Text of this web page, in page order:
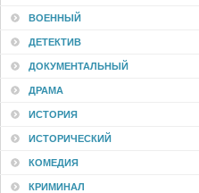
ВОЕННЫЙ
ДЕТЕКТИВ
ДОКУМЕНТАЛЬНЫЙ
ДРАМА
ИСТОРИЯ
ИСТОРИЧЕСКИЙ
КОМЕДИЯ
КРИМИНАЛ